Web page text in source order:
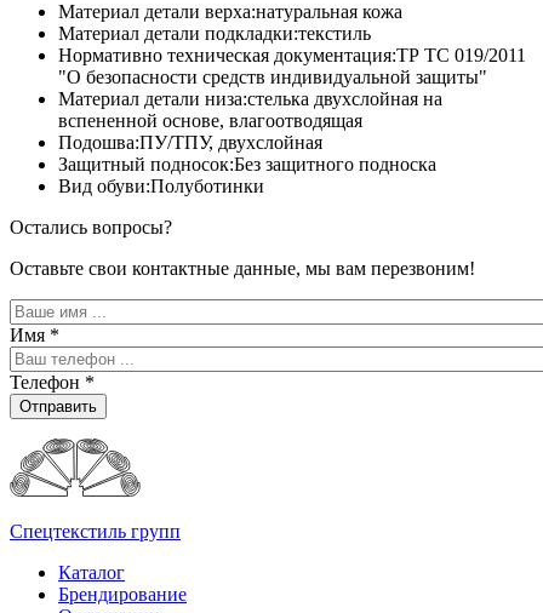
Материал детали верха:натуральная кожа
Материал детали подкладки:текстиль
Нормативно техническая документация:ТР ТС 019/2011
"О безопасности средств индивидуальной защиты"
Материал детали низа:стелька двухслойная на
вспененной основе, влагоотводящая
Подошва:ПУ/ТПУ, двухслойная
Защитный подносок:Без защитного подноска
Вид обуви:Полуботинки
Остались вопросы?
Оставьте свои контактные данные, мы вам перезвоним!
Имя *
Телефон *
Отправить
Спецтекстиль групп
Каталог
Брендирование